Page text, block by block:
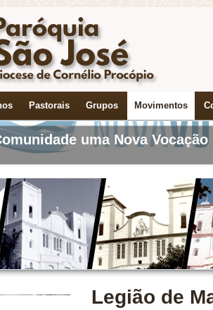
Pastorais Grupos Movimentos
uma Nova Vocação
a Nossa S. do Perpétuo
Legião de